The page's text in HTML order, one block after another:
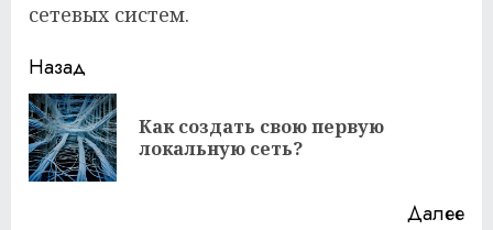
сетевых систем.
Продолжить
чтение
Назад
Как создать свою первую
локальную сеть?
Далее